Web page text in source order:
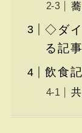
◇ダイ
る記事
飲食